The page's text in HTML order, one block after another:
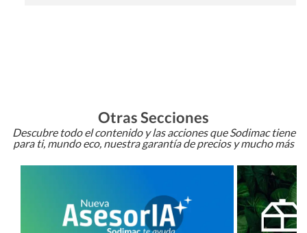
Otras Secciones
Descubre todo el contenido y las acciones que Sodimac tiene
para ti, mundo eco, nuestra garantía de precios y mucho más